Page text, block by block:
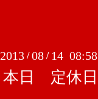
2013 /08 / 14 08:58
本日 定休日